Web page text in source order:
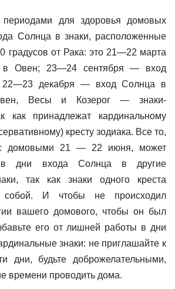
для здоровья домовых
Солнца в знаки, расположенные
градусов от Рака: это 21—22 марта
Овен; 23—24 сентября — вход
декабря — вход Солнца в
Весы и Козерог — знаки-
как принадлежат кардинальному
кресту зодиака. Все то,
с домовыми 21 — 22 июня, может
в дни входа Солнца в другие
так как знаки одного креста
собой. И чтобы не происходил
вашего домового, чтобы он был
его от лишней работы в дни
знаки: не приглашайте к
дни, будьте доброжелательными,
времени проводить дома.